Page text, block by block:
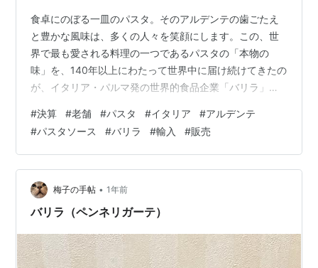
食卓にのぼる一皿のパスタ。そのアルデンテの歯ごたえ
と豊かな風味は、多くの人々を笑顔にします。この、世
界で最も愛される料理の一つであるパスタの「本物の
味」を、140年以上にわたって世界中に届け続けてきたの
が、イタリア・パルマ発の世界的食品企業「バリラ」で
ーパーマーケットでも定番となっています。今回は、こ
のグローバルブランドの日本法人である「バリラジャパ
ン株式会社」の第10期決算を読み解き、その健全な財務
内容と、日本の食卓に「本物のイタリア」を届けるため
の、こだわり抜いた事業戦略に迫ります。 20241231_10_
バリラジャパン決算 決算ハ…
#決算 #老舗 #パスタ #イタリア #アルデンテ
#パスタソース #バリラ #輸入 #販売
梅子の手帖 • 1年前
バリラ（ペンネリガーテ）